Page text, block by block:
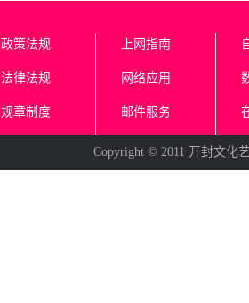
政策法规
法律法规
规章制度
上网指南
网络应用
邮件服务
Copyright © 2011 开封文